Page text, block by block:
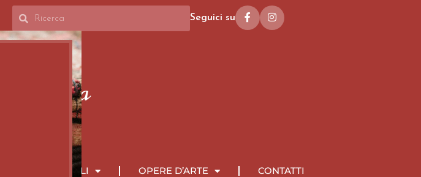
Seguici su
TAPPETI ORIENTALI OPERE D’ARTE CONTATTI